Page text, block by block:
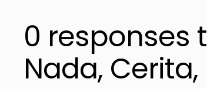
0 responses
Nada,